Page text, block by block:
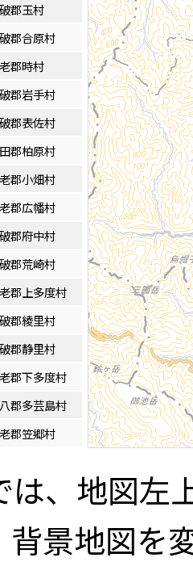
郡玉村
郡合原村
郡時村
郡岩手村
郡表佐村
郡柏原村
郡小畑村
郡広幡村
郡府中村
郡荒崎村
郡上多度村
郡綾里村
郡静里村
郡下多度村
郡多芸島村
郡笠郷村
は、地図左
背景地図を